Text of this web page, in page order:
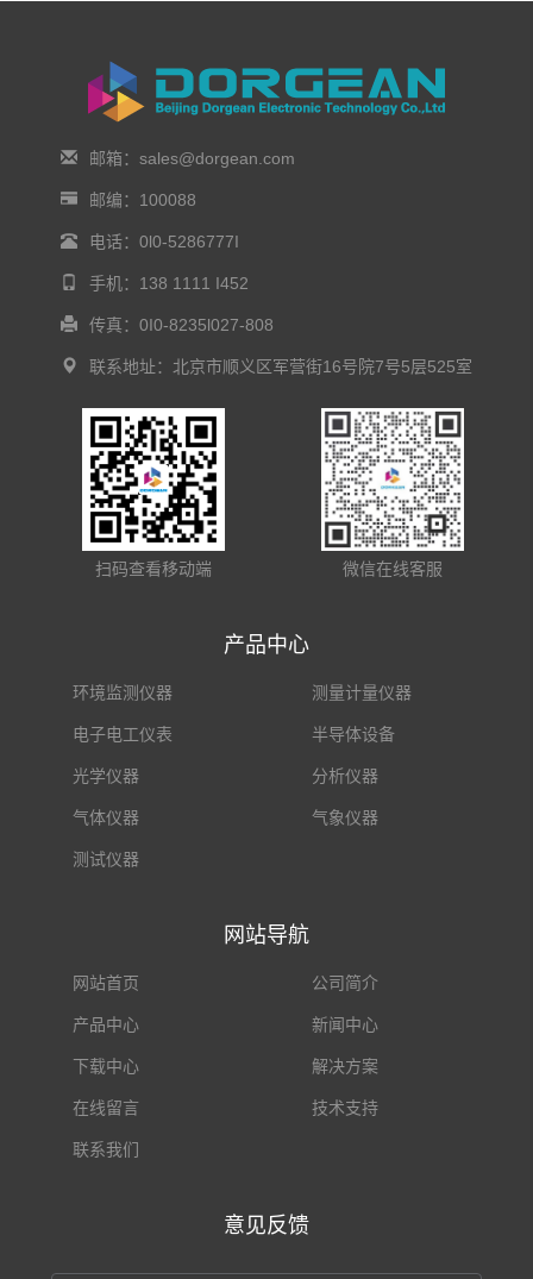
邮箱：sales@dorgean.com
邮编：100088
电话：0l0-5286777I
手机：138 1111 I452
传真：0I0-8235l027-808
联系地址：北京市顺义区军营街16号院7号5层525室
扫码查看移动端 微信在线客服
产品中心
环境监测仪器 测量计量仪器
电子电工仪表 半导体设备
光学仪器 分析仪器
气体仪器 气象仪器
测试仪器
网站导航
网站首页 公司简介
产品中心 新闻中心
下载中心 解决方案
在线留言 技术支持
联系我们
意见反馈